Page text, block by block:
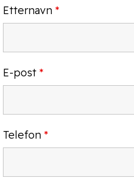
Etternavn *
E-post *
Telefon *